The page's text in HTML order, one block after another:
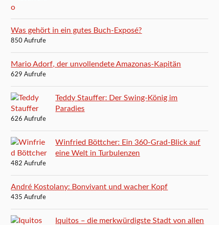
Was gehört in ein gutes Buch-Exposé?
850 Aufrufe
Mario Adorf, der unvollendete Amazonas-Kapitän
629 Aufrufe
Teddy Stauffer: Der Swing-König im
Paradies
626 Aufrufe
Winfried Böttcher: Ein 360-Grad-Blick auf
eine Welt in Turbulenzen
482 Aufrufe
André Kostolany: Bonvivant und wacher Kopf
435 Aufrufe
Iquitos – die merkwürdigste Stadt von allen